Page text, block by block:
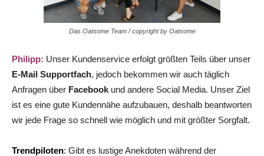
Das Oatsome Team / copyright by Oatsome
Philipp: Unser Kundenservice erfolgt größten Teils über unser
E-Mail Supportfach, jedoch bekommen wir auch täglich
Anfragen über Facebook und andere Social Media. Unser Ziel
ist es eine gute Kundennähe aufzubauen, deshalb beantworten
wir jede Frage so schnell wie möglich und mit größter Sorgfalt.
Trendpiloten: Gibt es lustige Anekdoten während der